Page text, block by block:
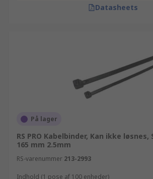
Datasheets
På lager
RS PRO Kabelbinder, Kan ikke løsnes,
165 mm 2.5mm
RS-varenummer 213-2993
Indhold (1 pose af 100 enheder)